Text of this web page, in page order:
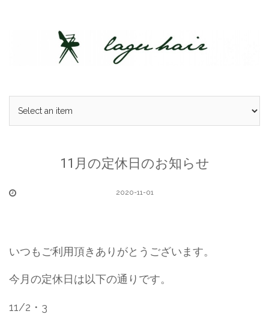
11月の定休日のお知らせ
2020-11-01
いつもご利用頂きありがとうございます。
今月の定休日は以下の通りです。
11/2・3